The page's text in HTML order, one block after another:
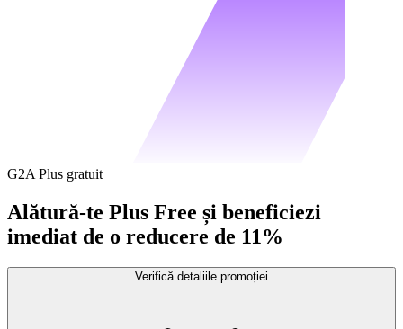
G2A Plus gratuit
Alătură-te Plus Free și beneficiezi
imediat de o reducere de 11%
Verifică detaliile promoției